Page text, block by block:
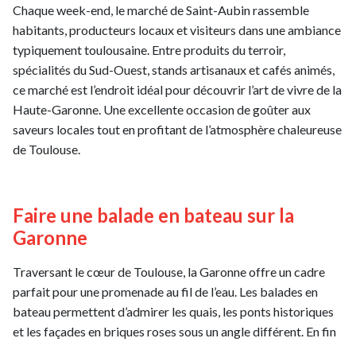
Chaque week-end, le marché de Saint-Aubin rassemble
habitants, producteurs locaux et visiteurs dans une ambiance
typiquement toulousaine. Entre produits du terroir,
spécialités du Sud-Ouest, stands artisanaux et cafés animés,
ce marché est l’endroit idéal pour découvrir l’art de vivre de la
Haute-Garonne. Une excellente occasion de goûter aux
saveurs locales tout en profitant de l’atmosphère chaleureuse
de Toulouse.
Faire une balade en bateau sur la
Garonne
Traversant le cœur de Toulouse, la Garonne offre un cadre
parfait pour une promenade au fil de l’eau. Les balades en
bateau permettent d’admirer les quais, les ponts historiques
et les façades en briques roses sous un angle différent. En fin